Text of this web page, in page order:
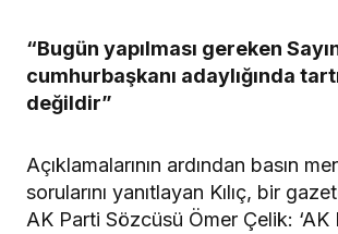
“Bugün yapılması gereken
cumhurbaşkanı adaylığında
değildir”
Açıklamalarının ardından basın
sorularını yanıtlayan Kılıç, bir
AK Parti Sözcüsü Ömer Çelik: ‘AK